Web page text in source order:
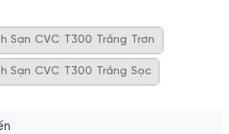
Sạn CVC T300 Trắng Trơn
Sạn CVC T300 Trắng Sọc